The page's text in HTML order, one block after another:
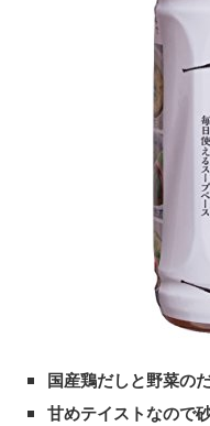
国産鶏だしと野菜の
甘めテイストなので